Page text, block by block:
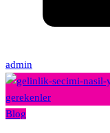
admin
Blog